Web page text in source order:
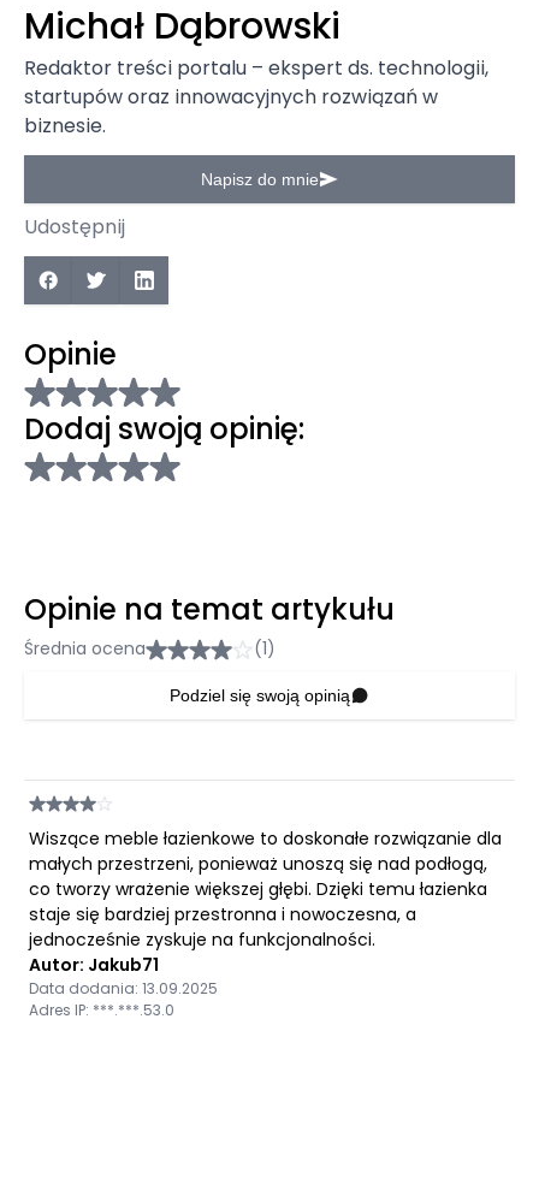
Michał Dąbrowski
Redaktor treści portalu – ekspert ds. technologii,
startupów oraz innowacyjnych rozwiązań w
biznesie.
Napisz do mnie
Udostępnij
Opinie
Dodaj swoją opinię:
Opinie na temat artykułu
Średnia ocena (1)
Podziel się swoją opinią
Wiszące meble łazienkowe to doskonałe rozwiązanie dla
małych przestrzeni, ponieważ unoszą się nad podłogą,
co tworzy wrażenie większej głębi. Dzięki temu łazienka
staje się bardziej przestronna i nowoczesna, a
jednocześnie zyskuje na funkcjonalności.
Autor: Jakub71
Data dodania: 13.09.2025
Adres IP: ***.***.53.0